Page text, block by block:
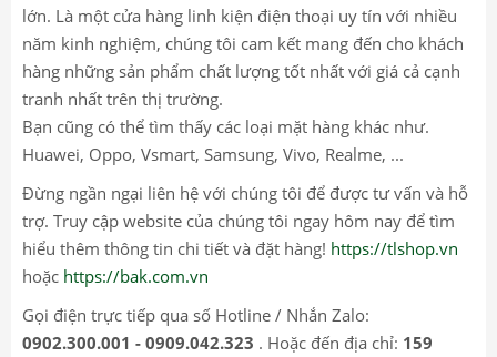
lớn. Là một cửa hàng linh kiện điện thoại uy tín với nhiều
năm kinh nghiệm, chúng tôi cam kết mang đến cho khách
hàng những sản phẩm chất lượng tốt nhất với giá cả cạnh
tranh nhất trên thị trường.
Bạn cũng có thể tìm thấy các loại mặt hàng khác như.
Huawei, Oppo, Vsmart, Samsung, Vivo, Realme, ...
Đừng ngần ngại liên hệ với chúng tôi để được tư vấn và hỗ
trợ. Truy cập website của chúng tôi ngay hôm nay để tìm
hiểu thêm thông tin chi tiết và đặt hàng! https://tlshop.vn
hoặc https://bak.com.vn
Gọi điện trực tiếp qua số Hotline / Nhắn Zalo:
0902.300.001 - 0909.042.323 . Hoặc đến địa chỉ: 159